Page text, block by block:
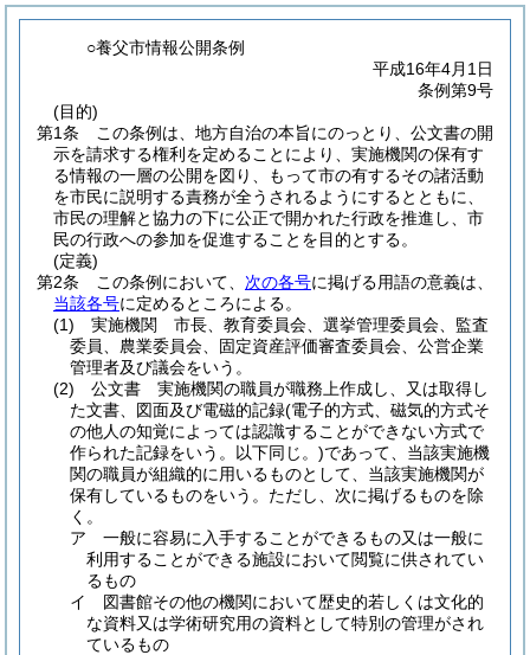
○養父市情報公開条例
平成16年4月1日
条例第9号
(目的)
第1条
この条例は、地方自治の本旨にのっとり、公文書の開
示を請求する権利を定めることにより、実施機関の保有す
る情報の一層の公開を図り、もって市の有するその諸活動
を市民に説明する責務が全うされるようにするとともに、
市民の理解と協力の下に公正で開かれた行政を推進し、市
民の行政への参加を促進することを目的とする。
(定義)
第2条
この条例において、 次の各号に掲げる用語の意義は、
当該各号に定めるところによる。
(1)
実施機関 市長、教育委員会、選挙管理委員会、監査
委員、農業委員会、固定資産評価審査委員会、公営企業
管理者及び議会をいう。
(2)
公文書 実施機関の職員が職務上作成し、又は取得し
た文書、図面及び電磁的記録(電子的方式、磁気的方式そ
の他人の知覚によっては認識することができない方式で
作られた記録をいう。以下同じ。)であって、当該実施機
関の職員が組織的に用いるものとして、当該実施機関が
保有しているものをいう。 ただし、次に掲げるものを除
く。
ア
一般に容易に入手することができるもの又は一般に
利用することができる施設において閲覧に供されてい
るもの
イ
図書館その他の機関において歴史的若しくは文化的
な資料又は学術研究用の資料として特別の管理がされ
ているもの